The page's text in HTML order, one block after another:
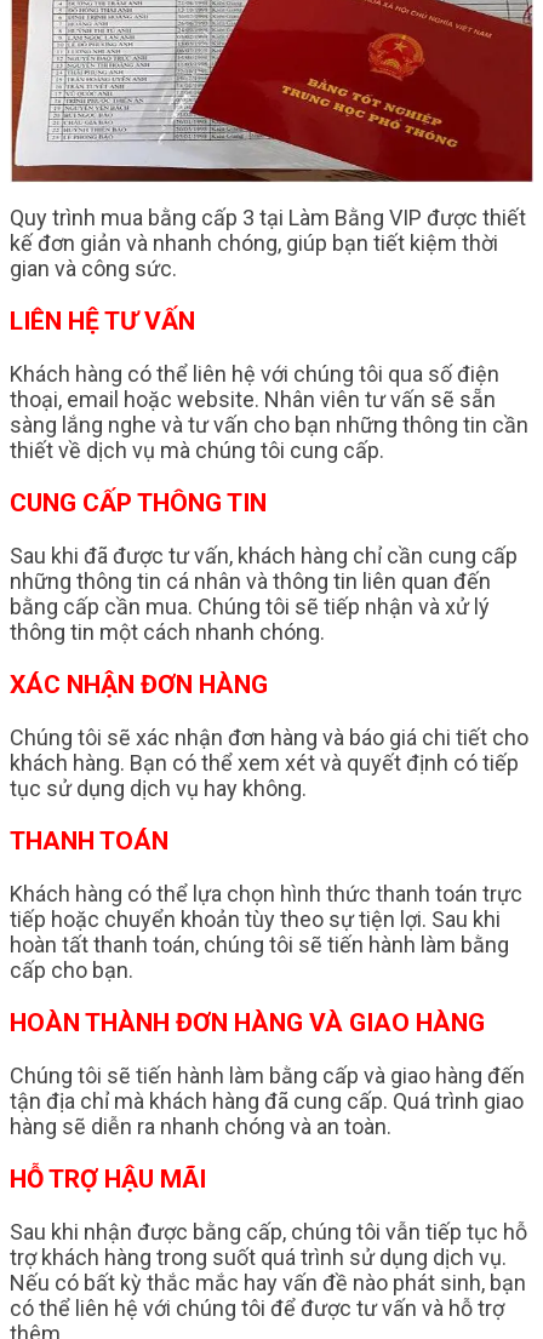
Quy trình mua bằng cấp 3 tại Làm Bằng VIP được thiết
kế đơn giản và nhanh chóng, giúp bạn tiết kiệm thời
gian và công sức.
LIÊN HỆ TƯ VẤN
Khách hàng có thể liên hệ với chúng tôi qua số điện
thoại, email hoặc website. Nhân viên tư vấn sẽ sẵn
sàng lắng nghe và tư vấn cho bạn những thông tin cần
thiết về dịch vụ mà chúng tôi cung cấp.
CUNG CẤP THÔNG TIN
Sau khi đã được tư vấn, khách hàng chỉ cần cung cấp
những thông tin cá nhân và thông tin liên quan đến
bằng cấp cần mua. Chúng tôi sẽ tiếp nhận và xử lý
thông tin một cách nhanh chóng.
XÁC NHẬN ĐƠN HÀNG
Chúng tôi sẽ xác nhận đơn hàng và báo giá chi tiết cho
khách hàng. Bạn có thể xem xét và quyết định có tiếp
tục sử dụng dịch vụ hay không.
THANH TOÁN
Khách hàng có thể lựa chọn hình thức thanh toán trực
tiếp hoặc chuyển khoản tùy theo sự tiện lợi. Sau khi
hoàn tất thanh toán, chúng tôi sẽ tiến hành làm bằng
cấp cho bạn.
HOÀN THÀNH ĐƠN HÀNG VÀ GIAO HÀNG
Chúng tôi sẽ tiến hành làm bằng cấp và giao hàng đến
tận địa chỉ mà khách hàng đã cung cấp. Quá trình giao
hàng sẽ diễn ra nhanh chóng và an toàn.
HỖ TRỢ HẬU MÃI
Sau khi nhận được bằng cấp, chúng tôi vẫn tiếp tục hỗ
trợ khách hàng trong suốt quá trình sử dụng dịch vụ.
Nếu có bất kỳ thắc mắc hay vấn đề nào phát sinh, bạn
có thể liên hệ với chúng tôi để được tư vấn và hỗ trợ
thêm.